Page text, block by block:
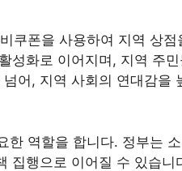
쿠폰을 사용하여 지역 상점
성화로 이어지며, 지역 주
어, 지역 사회의 연대감을
한 역할을 합니다. 정부는
집행으로 이어질 수 있습니